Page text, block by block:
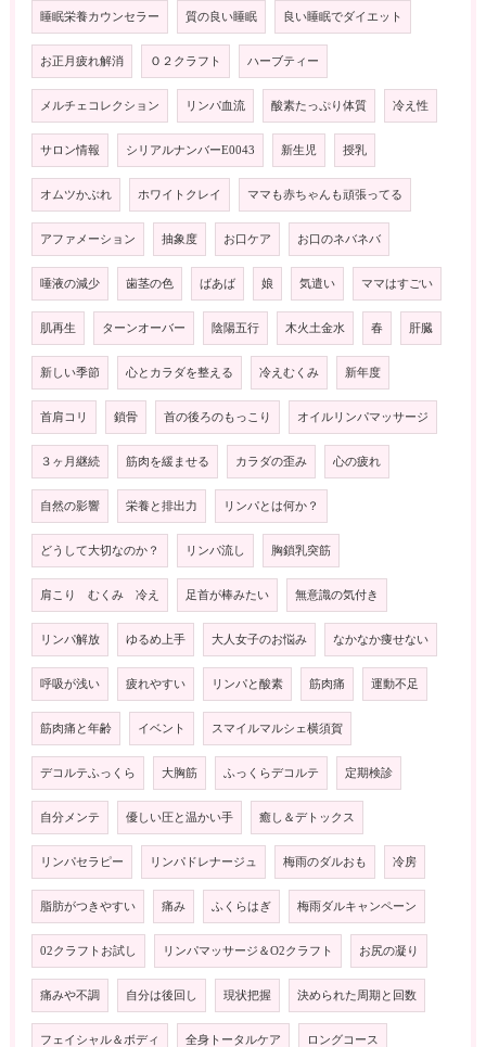
睡眠栄養カウンセラー 質の良い睡眠 良い睡眠でダイエット
お正月疲れ解消 Ｏ２クラフト ハーブティー
メルチェコレクション リンパ血流 酸素たっぷり体質 冷え性
サロン情報 シリアルナンバーE0043 新生児 授乳
オムツかぶれ ホワイトクレイ ママも赤ちゃんも頑張ってる
アファメーション 抽象度 お口ケア お口のネバネバ
唾液の減少 歯茎の色 ばあば 娘 気遣い ママはすごい
肌再生 ターンオーバー 陰陽五行 木火土金水 春 肝臓
新しい季節 心とカラダを整える 冷えむくみ 新年度
首肩コリ 鎖骨 首の後ろのもっこり オイルリンパマッサージ
３ヶ月継続 筋肉を緩ませる カラダの歪み 心の疲れ
自然の影響 栄養と排出力 リンパとは何か？
どうして大切なのか？ リンパ流し 胸鎖乳突筋
肩こり むくみ 冷え 足首が棒みたい 無意識の気付き
リンパ解放 ゆるめ上手 大人女子のお悩み なかなか痩せない
呼吸が浅い 疲れやすい リンパと酸素 筋肉痛 運動不足
筋肉痛と年齢 イベント スマイルマルシェ横須賀
デコルテふっくら 大胸筋 ふっくらデコルテ 定期検診
自分メンテ 優しい圧と温かい手 癒し＆デトックス
リンパセラピー リンパドレナージュ 梅雨のダルおも 冷房
脂肪がつきやすい 痛み ふくらはぎ 梅雨ダルキャンペーン
02クラフトお試し リンパマッサージ＆O2クラフト お尻の凝り
痛みや不調 自分は後回し 現状把握 決められた周期と回数
フェイシャル＆ボディ 全身トータルケア ロングコース